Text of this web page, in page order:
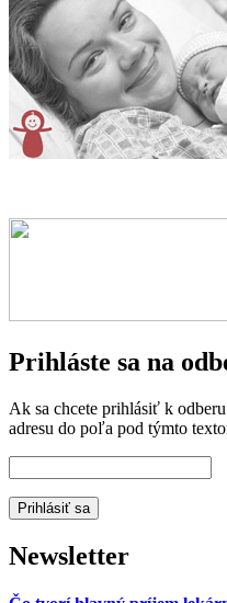
Prihláste sa na
Ak sa chcete prihlásiť k
adresu do poľa pod týmto
Newsletter